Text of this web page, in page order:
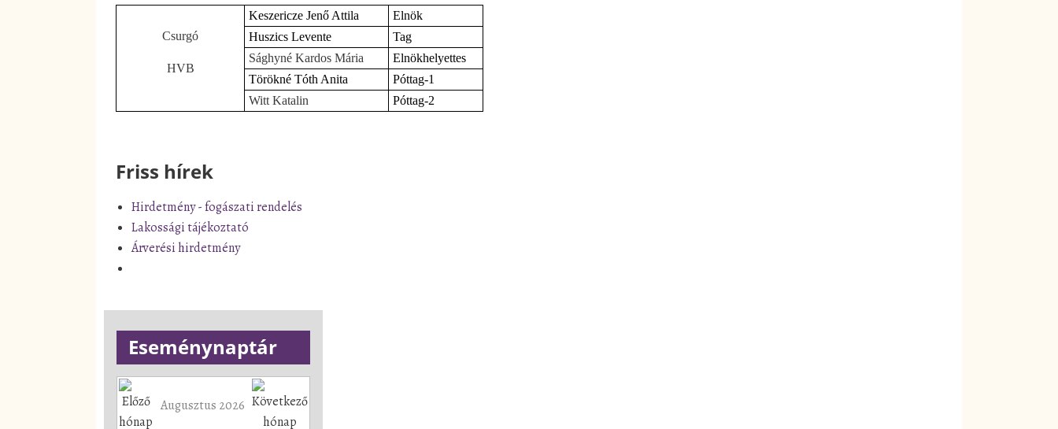
Csurgó
HVB
Keszericze Jenő Attila
Elnök
Huszics Levente
Tag
Sághyné Kardos Mária
Elnökhelyettes
Törökné Tóth Anita
Póttag-1
Witt Katalin
Póttag-2
Friss hírek
Hirdetmény - fogászati rendelés
Lakossági tájékoztató
Árverési hirdetmény
Eseménynaptár
Augusztus 2026